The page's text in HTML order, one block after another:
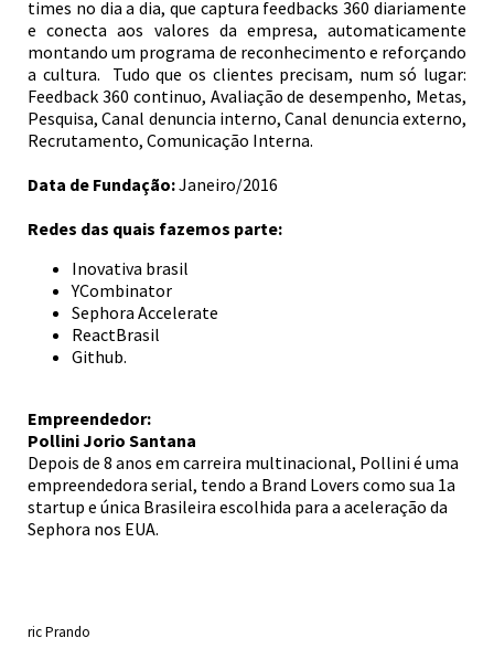
times no dia a dia, que captura feedbacks 360 diariamente
e conecta aos valores da empresa, automaticamente
montando um programa de reconhecimento e reforçando
a cultura. Tudo que os clientes precisam, num só lugar:
Feedback 360 continuo, Avaliação de desempenho, Metas,
Pesquisa, Canal denuncia interno, Canal denuncia externo,
Recrutamento, Comunicação Interna.
Data de Fundação:Janeiro/2016
Redes das quais fazemos parte:
Inovativa brasil
YCombinator
Sephora Accelerate
ReactBrasil
Github.
Empreendedor:
Pollini Jorio Santana
Depois de 8 anos em carreira multinacional, Pollini é uma
empreendedora serial, tendo a Brand Lovers como sua 1a
startup e única Brasileira escolhida para a aceleração da
Sephora nos EUA.
ric Prando